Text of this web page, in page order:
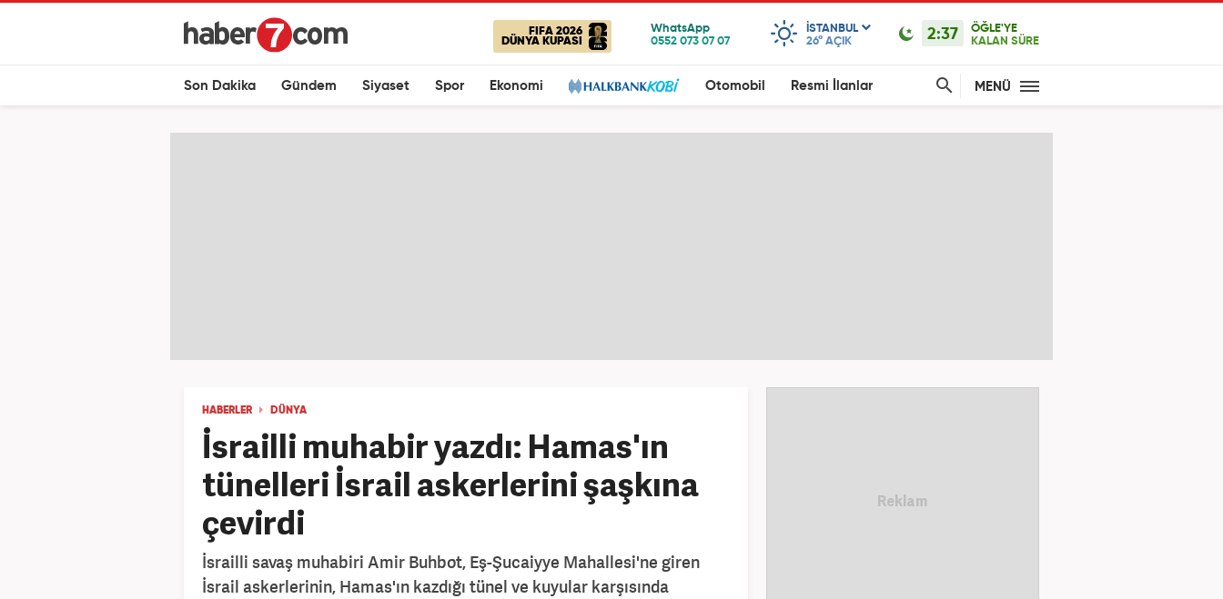
FIFA 2026
DÜNYA KUPASI
ISTANBUL
26° AÇIK 2:37
ÖĞLE'YE
KALAN SÜRE
Son Dakika Gündem Siyaset Spor Ekonomi Otomobil Resmi İlanlar MENÜ
HABERLER DÜNYA
İsrailli muhabir yazdı: Hamas'ın
tünelleri İsrail askerlerini şaşkına
çevirdi
İsrailli savaş muhabiri Amir Buhbot, Eş-Şucaiyye Mahallesi'ne giren
İsrail askerlerinin, Hamas'ın kazdığı tünel ve kuyular karşısında